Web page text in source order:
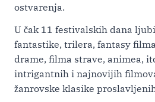
ostvarenja.
U čak 11 festivalskih dana
fantastike, trilera, fantasy
drame, filma strave, animea,
intrigantnih i najnovijih
žanrovske klasike